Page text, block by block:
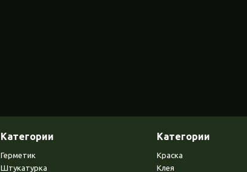
Категории
Герметик
Штукатурка
Категории
Краска
Клея